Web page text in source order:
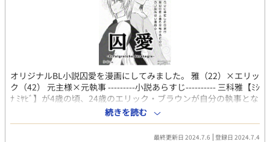
オリジナルBL小説囚愛を漫画にしてみました。 雅（22）×エリッ
ク（42） 元主様×元執事 ---------小説あらすじ---------- 三科雅【ﾐｼ
ﾅ ﾐﾔﾋﾞ】が4歳の頃、24歳のエリック・ブラウンが自分の執事とな
り、雅はエリックに徐々に恋心を抱いていく。 そんな雅は15歳の
夏、エリックを抱く計画を立てるが失敗し、2年後にリベンジをす
るが―… 20歳差の主様×美人執事の壮大な長編恋愛。 【全4章】
続きを読む
最終更新日 2024.7.6 登録日 2024.7.4